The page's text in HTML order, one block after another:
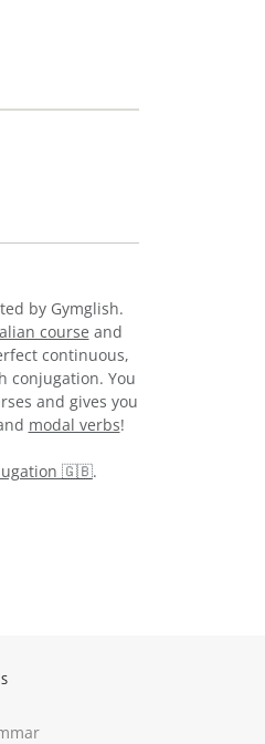
by Gymglish.
course and
continuous,
conjugation. You
and gives you
modal verbs!
🇬🇧.